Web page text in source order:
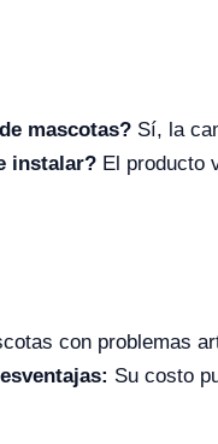
mascotas? Sí, la
instalar? El producto
con problemas
Su costo